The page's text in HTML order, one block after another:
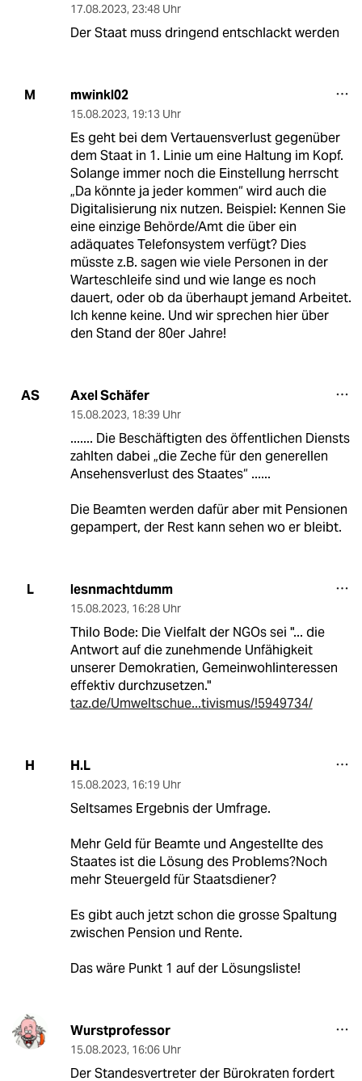
17.08.2023, 23:48 Uhr
Der Staat muss dringend entschlackt werden
M mwinkl02
15.08.2023, 19:13 Uhr
Es geht bei dem Vertauensverlust gegenüber
dem Staat in 1. Linie um eine Haltung im Kopf.
Solange immer noch die Einstellung herrscht
„Da könnte ja jeder kommen“ wird auch die
Digitalisierung nix nutzen. Beispiel: Kennen Sie
eine einzige Behörde/Amt die über ein
adäquates Telefonsystem verfügt? Dies
müsste z.B. sagen wie viele Personen in der
Warteschleife sind und wie lange es noch
dauert, oder ob da überhaupt jemand Arbeitet.
Ich kenne keine. Und wir sprechen hier über
den Stand der 80er Jahre!
AS Axel Schäfer
15.08.2023, 18:39 Uhr
....... Die Beschäftigten des öffentlichen Diensts
zahlten dabei „die Zeche für den generellen
Ansehensverlust des Staates“ ......
Die Beamten werden dafür aber mit Pensionen
gepampert, der Rest kann sehen wo er bleibt.
L lesnmachtdumm
15.08.2023, 16:28 Uhr
Thilo Bode: Die Vielfalt der NGOs sei "... die
Antwort auf die zunehmende Unfähigkeit
unserer Demokratien, Gemeinwohlinteressen
effektiv durchzusetzen."
taz.de/Umweltschue...tivismus/!5949734/
H H.L
15.08.2023, 16:19 Uhr
Seltsames Ergebnis der Umfrage.
Mehr Geld für Beamte und Angestellte des
Staates ist die Lösung des Problems?Noch
mehr Steuergeld für Staatsdiener?
Es gibt auch jetzt schon die grosse Spaltung
zwischen Pension und Rente.
Das wäre Punkt 1 auf der Lösungsliste!
Wurstprofessor
15.08.2023, 16:06 Uhr
Der Standesvertreter der Bürokraten fordert